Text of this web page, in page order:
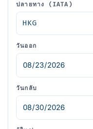
ปลายทาง (IATA)
วันออก
วันกลับ